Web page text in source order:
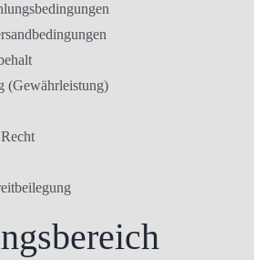
(Gewährleistung)